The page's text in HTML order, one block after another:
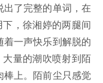
了完整的单词，在
，徐湘婷的两腿间
一声快乐到解脱的
量的潮吹喷射到陌
上。陌前尘只感觉